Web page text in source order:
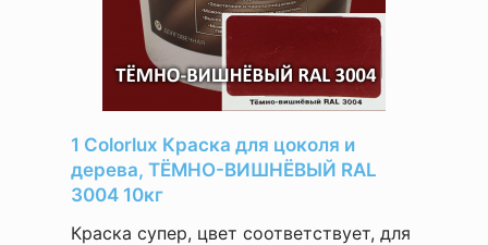
1 Colorlux Краска для цоколя и
дерева, ТЁМНО-ВИШНЁВЫЙ RAL
3004 10кг
Краска супер, цвет соответствует, для